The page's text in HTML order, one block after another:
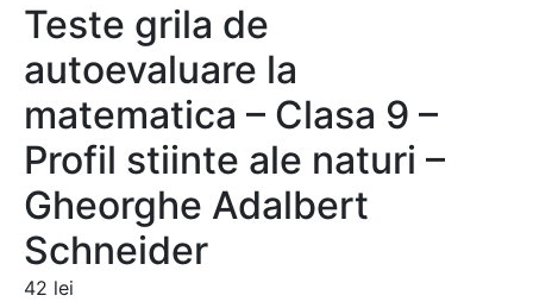
Teste grila de
autoevaluare la
matematica – Clasa 9 –
Profil stiinte ale naturi –
Gheorghe Adalbert
Schneider
42 lei